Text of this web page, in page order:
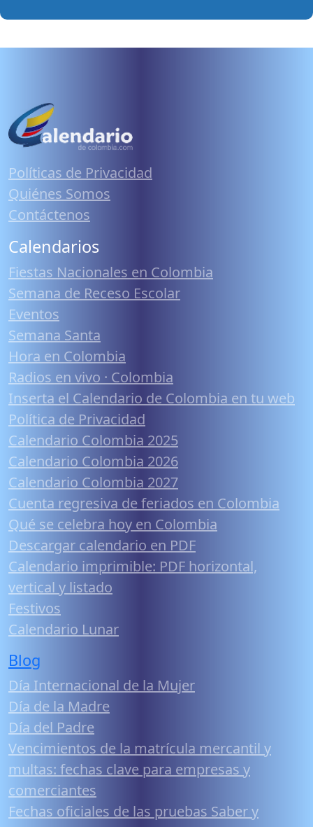
Políticas de Privacidad
Quiénes Somos
Contáctenos
Calendarios
Fiestas Nacionales en Colombia
Semana de Receso Escolar
Eventos
Semana Santa
Hora en Colombia
Radios en vivo · Colombia
Inserta el Calendario de Colombia en tu web
Política de Privacidad
Calendario Colombia 2025
Calendario Colombia 2026
Calendario Colombia 2027
Cuenta regresiva de feriados en Colombia
Qué se celebra hoy en Colombia
Descargar calendario en PDF
Calendario imprimible: PDF horizontal,
vertical y listado
Festivos
Calendario Lunar
Blog
Día Internacional de la Mujer
Día de la Madre
Día del Padre
Vencimientos de la matrícula mercantil y
multas: fechas clave para empresas y
comerciantes
Fechas oficiales de las pruebas Saber y